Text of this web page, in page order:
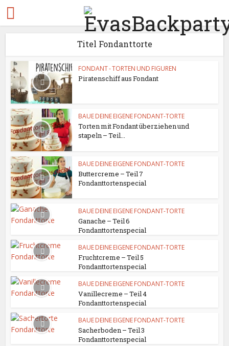
Titel Fondanttorte
FONDANT - TORTEN UND FIGUREN
Piratenschiff aus Fondant
BAUE DEINE EIGENE FONDANT-TORTE
Torten mit Fondant überziehen und
stapeln – Teil...
BAUE DEINE EIGENE FONDANT-TORTE
Buttercreme – Teil 7
Fondanttortenspecial
BAUE DEINE EIGENE FONDANT-TORTE
Ganache – Teil 6
Fondanttortenspecial
BAUE DEINE EIGENE FONDANT-TORTE
Fruchtcreme – Teil 5
Fondanttortenspecial
BAUE DEINE EIGENE FONDANT-TORTE
Vanillecreme – Teil 4
Fondanttortenspecial
BAUE DEINE EIGENE FONDANT-TORTE
Sacherboden – Teil 3
Fondanttortenspecial